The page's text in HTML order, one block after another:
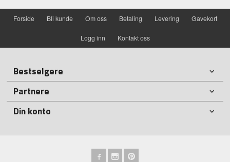
Forside Bli kunde Om oss Betaling Levering Gavekort
Logg inn Kontakt oss
Bestselgere
Partnere
Din konto